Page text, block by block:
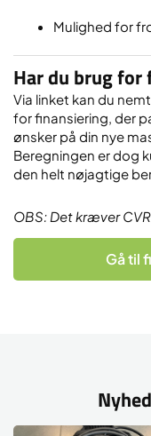
Mulighed for
Har du brug for
Via linket kan du
for finansiering, der
ønsker på din nye
Beregningen er dog
den helt nøjagtige
OBS: Det kræver
Gå til